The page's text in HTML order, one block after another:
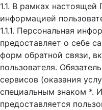
1.1. В рамках
информацией
1.1.1. Персональная
предоставляет о себе
форм обратной связи,
пользователя.
сервисов (оказания
специальным знаком *.
предоставляется